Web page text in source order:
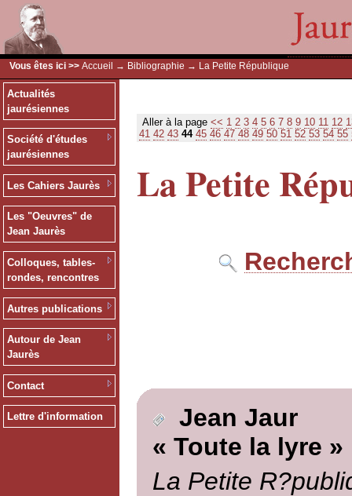
Vous êtes ici >> Accueil → Bibliographie → La Petite République
Actualités
jaurésiennes
Société d'études
jaurésiennes
Les Cahiers Jaurès
Les "Oeuvres" de
Jean Jaurès
Colloques, tables-
rondes, rencontres
Autres publications
Autour de Jean
Jaurès
Contact
Lettre d'information
Aller à la page << 1 2 3 4 5 6 7 8 9 10 11 12
41 42 43 44 45 46 47 48 49 50 51 52 53 54 55
La Petite
Jean Jaur
« Toute la lyre »
La Petite